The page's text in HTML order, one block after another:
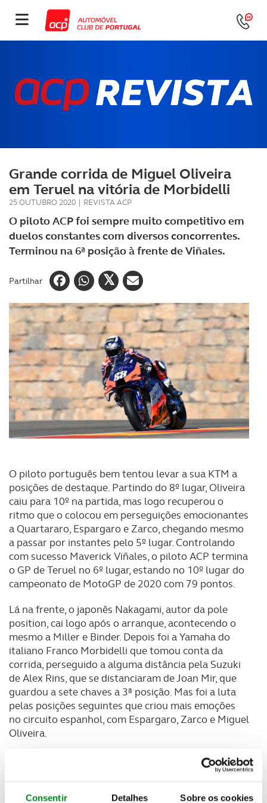
Consentir Detalhes Sobre os cookies
Grande corrida de Miguel Oliveira
em Teruel na vitória de Morbidelli
25 OUTUBRO 2020 | REVISTA ACP
O piloto ACP foi sempre muito competitivo em
duelos constantes com diversos concorrentes.
Terminou na 6ª posição à frente de Viñales.
Partilhar
O piloto português bem tentou levar a sua KTM a
posições de destaque. Partindo do 8º lugar, Oliveira
caiu para 10º na partida, mas logo recuperou o
ritmo que o colocou em perseguições emocionantes
a Quartararo, Espargaro e Zarco, chegando mesmo
a passar por instantes pelo 5º lugar. Controlando
com sucesso Maverick Viñales, o piloto ACP termina
o GP de Teruel no 6º lugar, estando no 10º lugar do
campeonato de MotoGP de 2020 com 79 pontos.
Lá na frente, o japonês Nakagami, autor da pole
position, cai logo após o arranque, acontecendo o
mesmo a Miller e Binder. Depois foi a Yamaha do
italiano Franco Morbidelli que tomou conta da
corrida, perseguido a alguma distância pela Suzuki
de Alex Rins, que se distanciaram de Joan Mir, que
guardou a sete chaves a 3ª posição. Mas foi a luta
pelas posições seguintes que criou mais emoções
no circuito espanhol, com Espargaro, Zarco e Miguel
Oliveira.